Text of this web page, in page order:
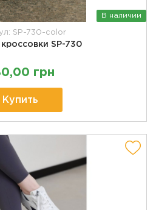
В наличии
SP-730-color
SP-730
грн
Купить